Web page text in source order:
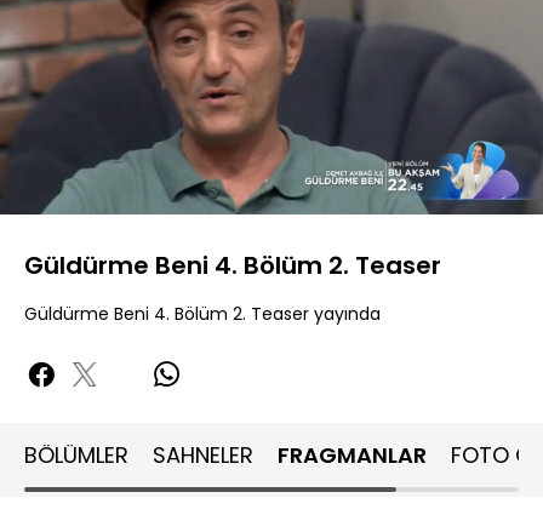
Aç
Yüklendi:
100.00%
Oynatma
Hızı
Güldürme Beni 4. Bölüm 2. Teaser
Güldürme Beni 4. Bölüm 2. Teaser yayında
BÖLÜMLER SAHNELER FRAGMANLAR FOTO